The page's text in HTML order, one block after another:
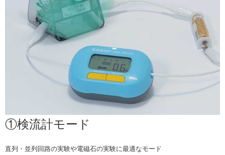
①検流計モード
直列・並列回路の実験や電磁石の実験に最適なモード